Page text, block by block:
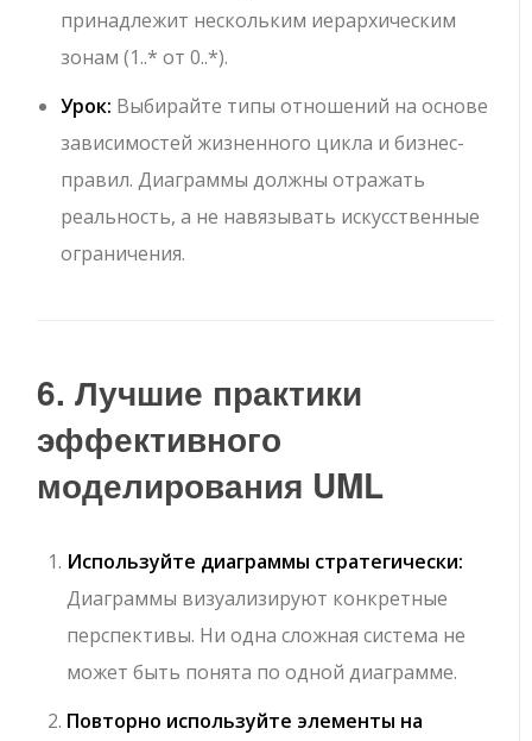
принадлежит нескольким иерархическим
зонам (1..* от0..*).
Урок: Выбирайте типы отношений на основе
зависимостей жизненного цикла и бизнес-
правил. Диаграммы должны отражать
реальность, а не навязывать искусственные
ограничения.
6. Лучшие практики
эффективного
моделирования UML
Используйте диаграммы стратегически:
Диаграммы визуализируют конкретные
перспективы. Ни одна сложная система не
может быть понята по одной диаграмме.
Повторно используйте элементы на